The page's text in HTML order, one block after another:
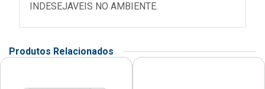
INDESEJAVEIS NO AMBIENTE.
Produtos Relacionados